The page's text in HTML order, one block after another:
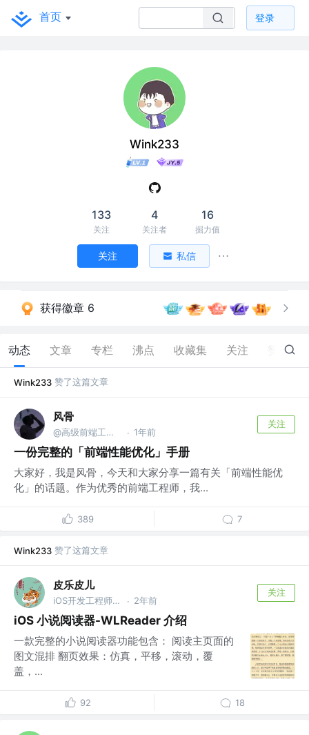
首页 登录
Wink233
133
关注
4
关注者
16
掘力值
关注 私信
获得徽章 6
动态 文章 专栏 沸点 收藏集 关注 692
Wink233 赞了这篇文章
风骨
@高级前端工程师 · 1年前
关注
一份完整的「前端性能优化」手册
大家好，我是风骨，今天和大家分享一篇有关「前端性能优
化」的话题。作为优秀的前端工程师，我...
389 7
Wink233 赞了这篇文章
皮乐皮儿
iOS开发工程师 @北京爱奇艺科技有限公司 · 2年前
关注
iOS 小说阅读器-WLReader 介绍
一款完整的小说阅读器功能包含： 阅读主页面的
图文混排 翻页效果：仿真，平移，滚动，覆
盖，...
92 18